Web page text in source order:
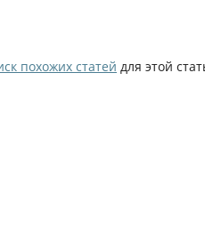
похожих статей для этой